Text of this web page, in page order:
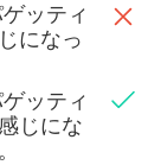
ッティ
になっ
ッティ
じにな